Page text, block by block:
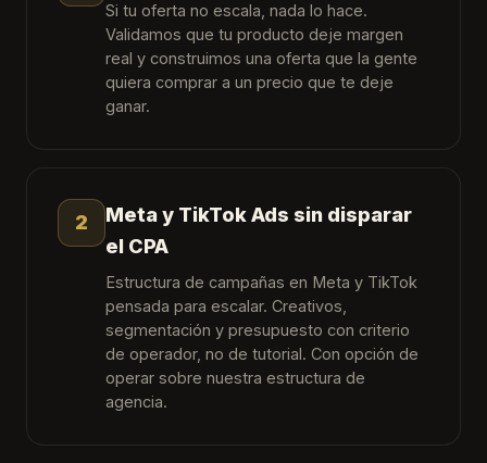
Si tu oferta no escala, nada lo hace.
Validamos que tu producto deje margen
real y construimos una oferta que la gente
quiera comprar a un precio que te deje
ganar.
2
Meta y TikTok Ads sin disparar
el CPA
Estructura de campañas en Meta y TikTok
pensada para escalar. Creativos,
segmentación y presupuesto con criterio
de operador, no de tutorial. Con opción de
operar sobre nuestra estructura de
agencia.